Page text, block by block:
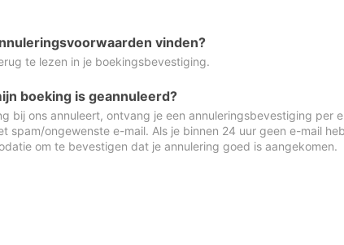
vinden?
te lezen in je boekingsbevestiging.
boeking is geannuleerd?
bij ons annuleert, ontvang je een annuleringsbevestiging per
spam/ongewenste e-mail. Als je binnen 24 uur geen e-mail
om te bevestigen dat je annulering goed is aangekomen.